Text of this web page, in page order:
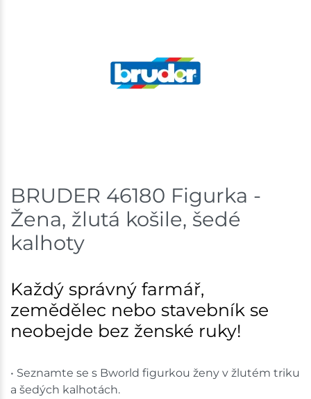
Skladem na prodejně - doručení do 7 dnů
Skladové množství na prodejnách je pouze orientační.
Ceny na prodejnách se mohou lišit od cen na e-
shopu.
BRUDER 46180 Figurka -
Žena, žlutá košile, šedé
kalhoty
Každý správný farmář,
zemědělec nebo stavebník se
neobejde bez ženské ruky!
• Seznamte se s Bworld figurkou ženy v žlutém triku
a šedých kalhotách.